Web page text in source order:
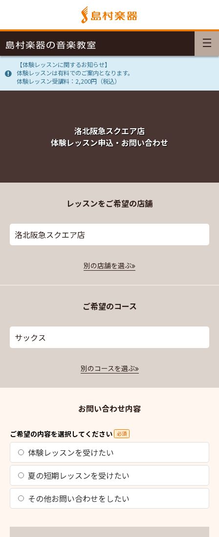
【体験レッスンに関するお知らせ】
体験レッスンは有料でのご案内となります。
体験レッスン受講料：2,200円（税込）
洛北阪急スクエア店
体験レッスン申込・お問い合わせ
レッスンをご希望の店舗
洛北阪急スクエア店
別の店舗を選ぶ
ご希望のコース
サックス
別のコースを選ぶ
お問い合わせ内容
ご希望の内容を選択してください 必須
体験レッスンを受けたい
夏の短期レッスンを受けたい
その他お問い合わせをしたい